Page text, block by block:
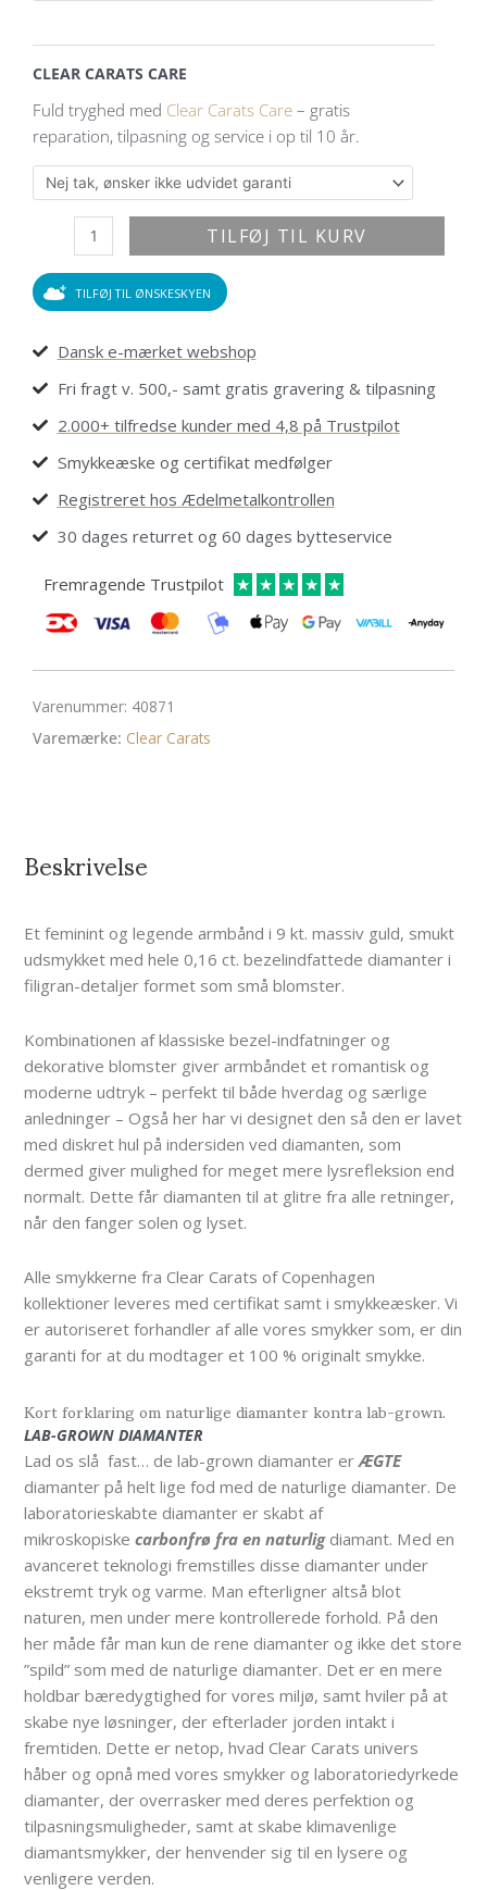
CLEAR CARATS CARE
Fuld tryghed med Clear Carats Care – gratis
reparation, tilpasning og service i op til 10 år.
med
0,16
lab-
grown
brillanter
og
detaljer
antal
TILFØJ TIL KURV
TILFØJ TIL ØNSKESKYEN
Dansk e-mærket webshop
Fri fragt v. 500,- samt gratis gravering & tilpasning
2.000+ tilfredse kunder med 4,8 på Trustpilot
Smykkeæske og certifikat medfølger
Registreret hos Ædelmetalkontrollen
30 dages returret og 60 dages bytteservice
Fremragende Trustpilot ★ ★ ★ ★ ★
Varenummer: 40871
Varemærke: Clear Carats
Beskrivelse
Et feminint og legende armbånd i 9 kt. massiv guld, smukt
udsmykket med hele 0,16 ct. bezelindfattede diamanter i
filigran-detaljer formet som små blomster.
Kombinationen af klassiske bezel-indfatninger og
dekorative blomster giver armbåndet et romantisk og
moderne udtryk – perfekt til både hverdag og særlige
anledninger – Også her har vi designet den så den er lavet
med diskret hul på indersiden ved diamanten, som
dermed giver mulighed for meget mere lysrefleksion end
normalt. Dette får diamanten til at glitre fra alle retninger,
når den fanger solen og lyset.
Alle smykkerne fra Clear Carats of Copenhagen
kollektioner leveres med certifikat samt i smykkeæsker. Vi
er autoriseret forhandler af alle vores smykker som, er din
garanti for at du modtager et 100 % originalt smykke.
Kort forklaring om naturlige diamanter kontra lab-grown.
LAB-GROWN DIAMANTER
Lad os slå fast… de lab-grown diamanter erÆGTE
diamanter på helt lige fod med de naturlige diamanter. De
laboratorieskabte diamanter er skabt af
mikroskopiskecarbonfrø fra en naturligdiamant. Med en
avanceret teknologi fremstilles disse diamanter under
ekstremt tryk og varme. Man efterligner altså blot
naturen, men under mere kontrollerede forhold. På den
her måde får man kun de rene diamanter og ikke det store
”spild” som med de naturlige diamanter. Det er en mere
holdbar bæredygtighed for vores miljø, samt hviler på at
skabe nye løsninger, der efterlader jorden intakt i
fremtiden. Dette er netop, hvad Clear Carats univers
håber og opnå med vores smykker og laboratoriedyrkede
diamanter, der overrasker med deres perfektion og
tilpasningsmuligheder, samt at skabe klimavenlige
diamantsmykker, der henvender sig til en lysere og
venligere verden.